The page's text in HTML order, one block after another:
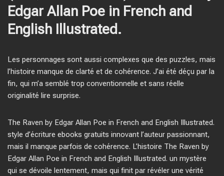
Edgar Allan Poe in French and
English Illustrated.
Les personnages sont aussi complexes que des puzzles, mais
l’histoire manque de clarté et de cohérence. J’ai été déçu par la
fin, qui m’a semblé trop conventionnelle et sans réelle
originalité lire surprise.
The Raven by Edgar Allan Poe in French and English Illustrated.
style d’écriture ebooks gratuits innovant l’auteur passionnant,
mais il manque parfois de cohérence. L’histoire The Raven by
Edgar Allan Poe in French and English Illustrated. un mystère
qui se dévoile lentement, mais qui finit par révéler une vérité